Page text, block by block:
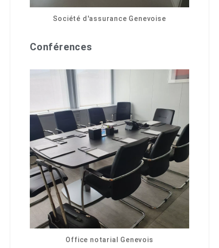
Société d'assurance Genevoise
Conférences
Office notarial Genevois